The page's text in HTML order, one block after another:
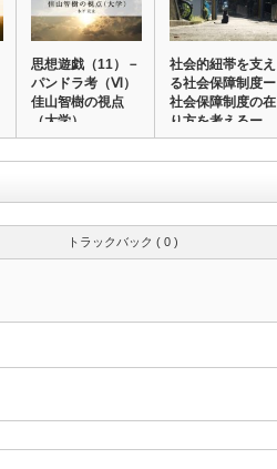
思想遊戯（11）－
パンドラ考（Ⅵ）
佳山智樹の視点
（大学）
社会的紐帯を支え
る社会保障制度ー
社会保障制度の在
り方を考えるー
トラックバック ( 0 )